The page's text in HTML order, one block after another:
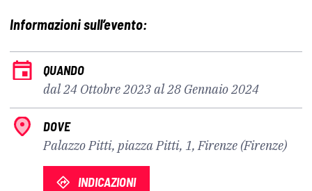
Informazioni sull’evento:
QUANDO
dal 24 Ottobre 2023 al 28 Gennaio 2024
DOVE
Palazzo Pitti, piazza Pitti, 1, Firenze (Firenze)
INDICAZIONI